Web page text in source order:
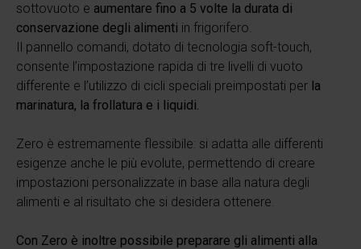
sottovuoto e aumentare fino a 5 volte la durata di
conservazione degli alimenti in frigorifero.
Il pannello comandi, dotato di tecnologia soft-touch,
consente l’impostazione rapida di tre livelli di vuoto
differente e l’utilizzo di cicli speciali preimpostati per la
marinatura, la frollatura e i liquidi.
Zero è estremamente flessibile: si adatta alle differenti
esigenze anche le più evolute, permettendo di creare
impostazioni personalizzate in base alla natura degli
alimenti e al risultato che si desidera ottenere.
Con Zero è inoltre possibile preparare gli alimenti alla